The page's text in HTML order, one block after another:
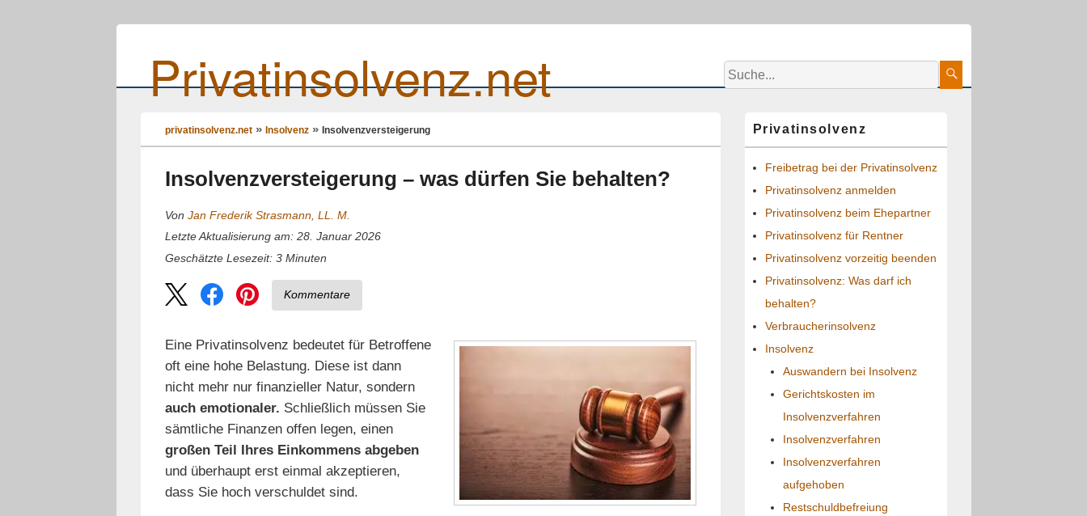
Privatinsolvenz.net Suche:
privatinsolvenz.net Insolvenz Insolvenzversteigerung
Insolvenzversteigerung – was dürfen Sie behalten?
Von Jan Frederik Strasmann, LL. M.
Letzte Aktualisierung am: 28. Januar 2026
Geschätzte Lesezeit: 3 Minuten
Kommentare
Eine Privatinsolvenz bedeutet für Betroffene
oft eine hohe Belastung. Diese ist dann
nicht mehr nur finanzieller Natur, sondern
auch emotionaler. Schließlich müssen Sie
sämtliche Finanzen offen legen, einen
großen Teil Ihres Einkommens abgeben
und überhaupt erst einmal akzeptieren,
dass Sie hoch verschuldet sind.
Seitenleisten-
Widgetbereich
Privatinsolvenz
Freibetrag bei der Privatinsolvenz
Privatinsolvenz anmelden
Privatinsolvenz beim Ehepartner
Privatinsolvenz für Rentner
Privatinsolvenz vorzeitig beenden
Privatinsolvenz: Was darf ich
behalten?
Verbraucherinsolvenz
Insolvenz
Auswandern bei Insolvenz
Gerichtskosten im
Insolvenzverfahren
Insolvenzverfahren
Insolvenzverfahren
aufgehoben
Restschuldbefreiung